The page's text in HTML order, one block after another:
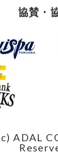
協賛・
ADAL